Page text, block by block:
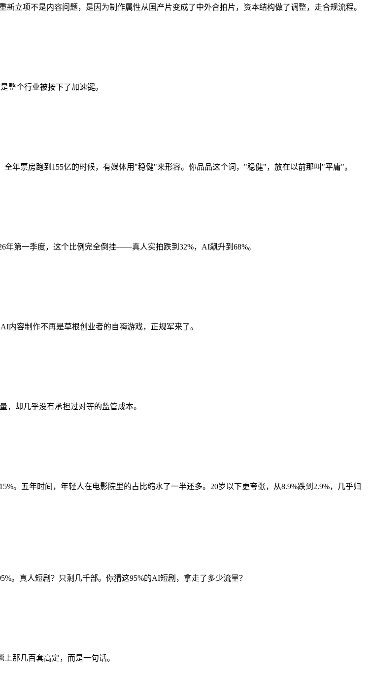
立项不是内容问题，是因为制作属性从国产片变成了中外合拍片，资本结构做了调整，走合规流程。
整个行业被按下了加速键。
年票房跑到155亿的时候，有媒体用"稳健"来形容。你品品这个词，"稳健"，放在以前那叫"平庸"。
年第一季度，这个比例完全倒挂——真人实拍跌到32%，AI飙升到68%。
内容制作不再是草根创业者的自嗨游戏，正规军来了。
，却几乎没有承担过对等的监管成本。
。五年时间，年轻人在电影院里的占比缩水了一半还多。20岁以下更夸张，从8.9%跌到2.9%，几乎归
。真人短剧？只剩几千部。你猜这95%的AI短剧，拿走了多少流量？
那几百套高定，而是一句话。